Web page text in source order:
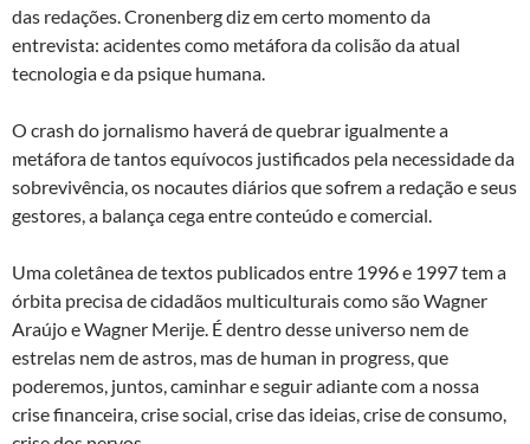
das redações. Cronenberg diz em certo momento da
entrevista: acidentes como metáfora da colisão da atual
tecnologia e da psique humana.
O crash do jornalismo haverá de quebrar igualmente a
metáfora de tantos equívocos justificados pela necessidade da
sobrevivência, os nocautes diários que sofrem a redação e seus
gestores, a balança cega entre conteúdo e comercial.
Uma coletânea de textos publicados entre 1996 e 1997 tem a
órbita precisa de cidadãos multiculturais como são Wagner
Araújo e Wagner Merije. É dentro desse universo nem de
estrelas nem de astros, mas de human in progress, que
poderemos, juntos, caminhar e seguir adiante com a nossa
crise financeira, crise social, crise das ideias, crise de consumo,